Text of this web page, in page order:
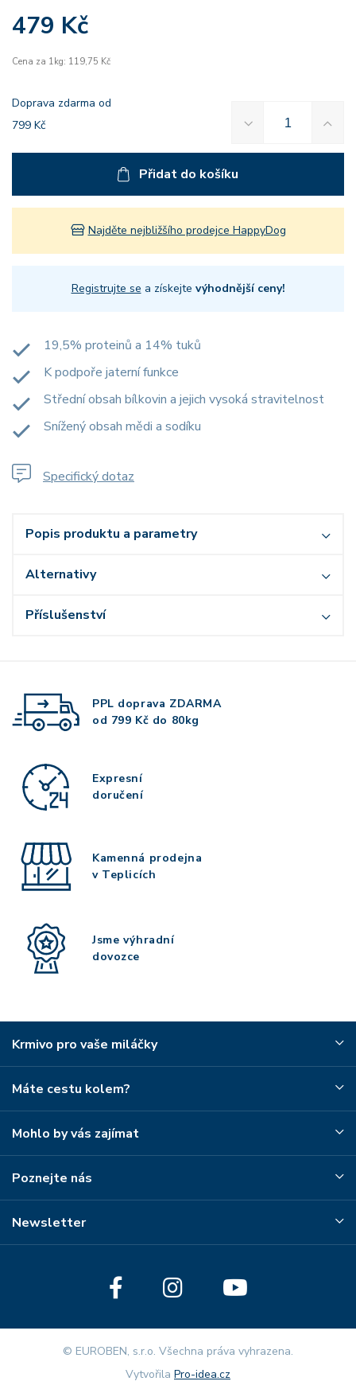
479 Kč
Cena za 1kg: 119,75 Kč
Doprava zdarma od
799 Kč
Přidat do košíku
Najděte nejbližšího prodejce HappyDog
Registrujte se a získejte výhodnější ceny!
19,5% proteinů a 14% tuků
K podpoře jaterní funkce
Střední obsah bílkovin a jejich vysoká stravitelnost
Snížený obsah mědi a sodíku
Specifický dotaz
Popis produktu a parametry
Alternativy
Příslušenství
PPL doprava ZDARMA
od 799 Kč do 80kg
Expresní
doručení
Kamenná prodejna
v Teplicích
Jsme výhradní
dovozce
Krmivo pro vaše miláčky
Máte cestu kolem?
Mohlo by vás zajímat
Poznejte nás
Newsletter
© EUROBEN, s.r.o. Všechna práva vyhrazena.
Vytvořila Pro-idea.cz